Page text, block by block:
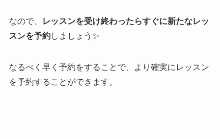
なので、
レッスンを受け終わったらすぐに新たなレッ
スンを予約しましょう✨
なるべく早く予約をすることで、より確実にレッスン
を予約することができます。